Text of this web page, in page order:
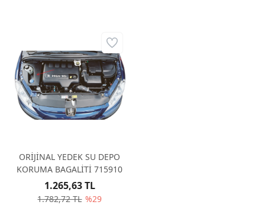
ORİJİNAL YEDEK SU DEPO
KORUMA BAGALİTİ 715910
1.782,72 TL %29
1.265,63 TL